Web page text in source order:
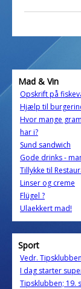
Mad & Vin
Opskrift på
Hjælp til
Hvor mange
har i?
Sund sandwich
Gode drinks -
Tillykke til
Linser og creme
Flügel ?
Ulaekkert mad!
Sport
Vedr.
I dag starter
Tipsklubben; 19.